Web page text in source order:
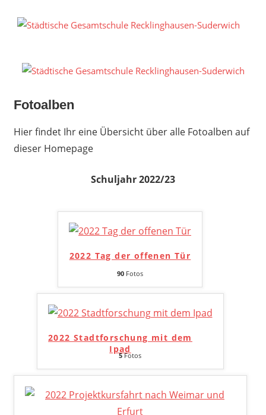
Inhalt
Fotoalben
Hier findet Ihr eine Übersicht über alle Fotoalben auf
dieser Homepage
Schuljahr 2022/23
2022 Tag der offenen Tür
90 Fotos
2022 Stadtforschung mit dem
Ipad
5Fotos